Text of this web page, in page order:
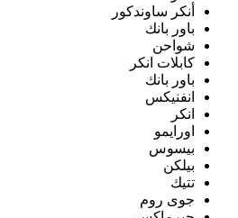
أنكر ساوندكور
باور بانك
شواحن
كابلات انكر
باور بانك
انفنيكس
انكر
اورايمو
بيسوس
بيلكن
تتيك
جوى روم